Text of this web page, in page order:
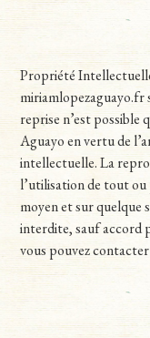
Propriété
reprise n’est possible
Aguayo en vertu de
intellectuelle. La
l’utilisation de tout
moyen et sur
interdite, sauf accord
vous pouvez